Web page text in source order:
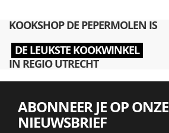
KOOKSHOP DE PEPERMOLEN IS
DE LEUKSTE KOOKWINKEL
IN REGIO UTRECHT
ABONNEER JE OP ONZE
NIEUWSBRIEF